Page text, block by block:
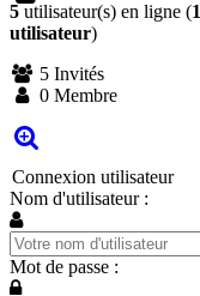
5 utilisateur(s) en ligne (1
utilisateur)
5 Invités
0 Membre
Connexion utilisateur
Nom d'utilisateur :
Mot de passe :